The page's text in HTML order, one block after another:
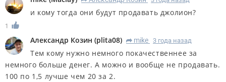
и кому тогда они будут продавать джолион?
1
Александр Козин (plita08) R mike 3 года назад
Тем кому нужно немного покачественнее за
немного больше денег. А можно и вообще не продавать.
100 по 1,5 лучше чем 20 за 2.